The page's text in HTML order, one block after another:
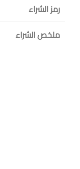
رمز الشراء
ملخص الشراء